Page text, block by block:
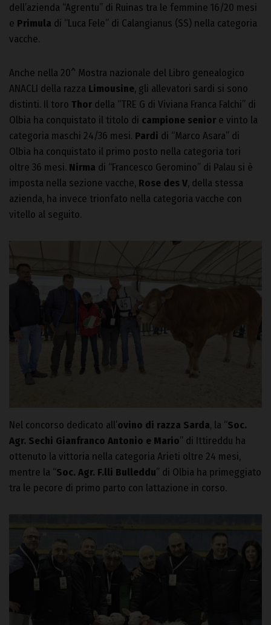
dell’azienda “Agrentu” di Ruinas tra le femmine 16/20 mesi
e Primula di “Luca Fele” di Calangianus (SS) nella categoria
vacche.
Anche nella 20^ Mostra nazionale del Libro genealogico
ANACLI della razza Limousine, gli allevatori sardi si sono
distinti. Il toro Thor della “TRE G di Viviana Franca Falchi” di
Olbia ha conquistato il titolo di campione senior e vinto la
categoria maschi 24/36 mesi. Pardi di “Marco Asara” di
Olbia ha conquistato il primo posto nella categoria tori
oltre 36 mesi. Nirma di “Francesco Geromino” di Palau si è
imposta nella sezione vacche, Rose des V, della stessa
azienda, ha invece trionfato nella categoria vacche con
vitello al seguito.
Nel concorso dedicato all’ovino di razza Sarda, la “Soc.
Agr. Sechi Gianfranco Antonio e Mario” di Ittireddu ha
ottenuto la vittoria nella categoria Arieti oltre 24 mesi,
mentre la “Soc. Agr. F.lli Bulleddu” di Olbia ha primeggiato
tra le pecore di primo parto con lattazione in corso.